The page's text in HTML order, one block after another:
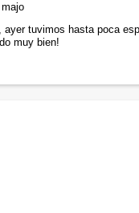
ayer tuvimos hasta poca
muy bien!